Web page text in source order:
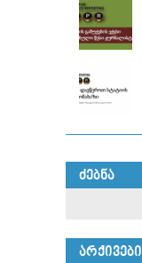
ᲫᲔᲑᲜᲐ
ᲐᲠᲥᲘᲕᲔᲑᲘ